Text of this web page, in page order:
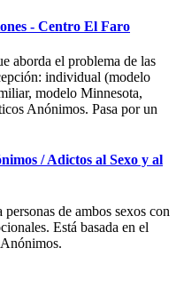
- Centro El Faro
aborda el problema de las
individual (modelo
modelo Minnesota,
Anónimos. Pasa por un
/ Adictos al Sexo y al
de ambos sexos con
Está basada en el